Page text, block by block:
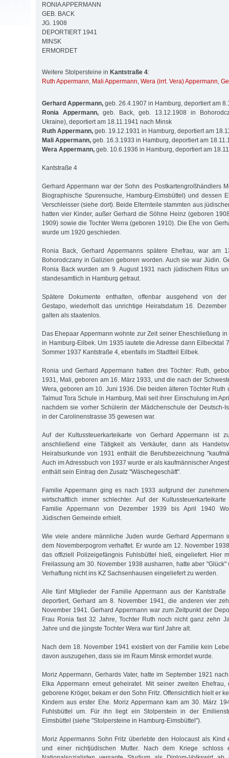
RONIA APPERMANN
GEB. BACK
JG. 1908
DEPORTIERT 1941
MINSK
ERMORDET
Weitere Stolpersteine in Kantstraße 4:
Ruth Appermann, Mali Appermann, Wera (irrt. Vera) Appermann,
Gerhard Appermann, geb. 26.4.1907 in Hamburg, deportiert am
Ronia Appermann, geb. Back, geb. 13.12.1908 in
Ukraine), deportiert am 18.11.1941 nach Minsk
Ruth Appermann, geb. 19.12.1931 in Hamburg, deportiert am
Mali Appermann, geb. 16.3.1933 in Hamburg, deportiert am
Wera Appermann, geb. 10.6.1936 in Hamburg, deportiert am
Kantstraße 4
Gerhard Appermann war der Sohn des Postkartengroßhändlers
Biographische Spurensuche, Hamburg-Eimsbüttel) und dessen
Verschleisser (siehe dort). Beide Elternteile stammten aus
hatten vier Kinder, außer Gerhard die Söhne Heinz (geboren
1909) sowie die Tochter Werra (geboren 1910). Die Ehe von
wurde um 1920 geschieden.
Ronia Back, Gerhard Appermanns spätere Ehefrau, war am
Bohorodczany in Galizien geboren worden. Auch sie war Jüdin.
Ronia Back wurden am 9. August 1931 nach jüdischem Ritus
standesamtlich in Hamburg getraut.
Spätere Dokumente enthalten, offenbar ausgehend von der
Gestapo, wiederholt das unrichtige Heiratsdatum 16.
galten als staatenlos.
Das Ehepaar Appermann wohnte zur Zeit seiner Eheschließung
in Hamburg-Eilbek. Um 1935 lautete die Adresse dann Eilbecktal
Sommer 1937 Kantstraße 4, ebenfalls im Stadtteil Eilbek.
Ronia und Gerhard Appermann hatten drei Töchter: Ruth,
1931, Mali, geboren am 16. März 1933, und die nach der
Wera, geboren am 10. Juni 1936. Die beiden älteren Töchter Ruth
Talmud Tora Schule in Hamburg, Mali seit ihrer Einschulung im
nachdem sie vorher Schülerin der Mädchenschule der Deutsch-
in der Carolinenstrasse 35 gewesen war.
Auf der Kultussteuerkarteikarte von Gerhard Appermann ist
anschließend eine Tätigkeit als Verkäufer, dann als
Heiratsurkunde von 1931 enthält die Berufsbezeichnung
Auch im Adressbuch von 1937 wurde er als kaufmännischer
enthält sein Eintrag den Zusatz "Wäschegeschäft".
Familie Appermann ging es nach 1933 aufgrund der
wirtschaftlich immer schlechter. Auf der
Familie Appermann von Dezember 1939 bis April 1940
Jüdischen Gemeinde erhielt.
Wie viele andere männliche Juden wurde Gerhard Appermann
dem Novemberpogrom verhaftet. Er wurde am 12. November
das offiziell Polizeigefängnis Fuhlsbüttel hieß, eingeliefert. Hier
Freilassung am 30. November 1938 ausharren, hatte aber
Verhaftung nicht ins KZ Sachsenhausen eingeliefert zu werden.
Alle fünf Mitglieder der Familie Appermann aus der
deportiert, Gerhard am 8. November 1941, die anderen vier
November 1941. Gerhard Appermann war zum Zeitpunkt der
Frau Ronia fast 32 Jahre, Tochter Ruth noch nicht ganz zehn
Jahre und die jüngste Tochter Wera war fünf Jahre alt.
Nach dem 18. November 1941 existiert von der Familie kein
davon auszugehen, dass sie im Raum Minsk ermordet wurde.
Moriz Appermann, Gerhards Vater, hatte im September 1921
Elka Appermann erneut geheiratet. Mit seiner zweiten Ehefrau,
geborene Kröger, bekam er den Sohn Fritz. Offensichtlich hielt er
Kindern aus erster Ehe. Moriz Appermann kam am 30. März
Fuhlsbüttel um. Für ihn liegt ein Stolperstein in der
Eimsbüttel (siehe "Stolpersteine in Hamburg-Eimsbüttel").
Moriz Appermanns Sohn Fritz überlebte den Holocaust als Kind
und einer nichtjüdischen Mutter. Nach dem Kriege